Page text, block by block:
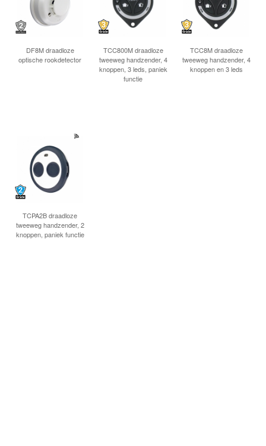
DF8M draadloze
optische rookdetector
TCC800M draadloze
tweeweg handzender, 4
knoppen, 3 leds, paniek
functie
TCC8M draadloze
tweeweg handzender, 4
knoppen en 3 leds
TCPA2B draadloze
tweeweg handzender, 2
knoppen, paniek functie